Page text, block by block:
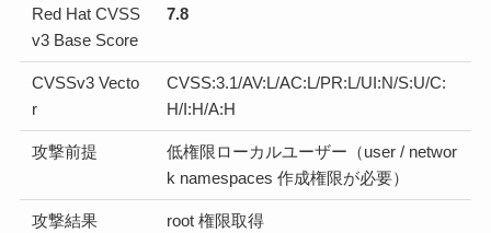
Red Hat CVSS
v3 Base Score
7.8
CVSSv3 Vecto
r
CVSS:3.1/AV:L/AC:L/PR:L/UI:N/S:U/C:
H/I:H/A:H
攻撃前提
低権限ローカルユーザー（user / networ
k namespaces 作成権限が必要）
攻撃結果 root 権限取得